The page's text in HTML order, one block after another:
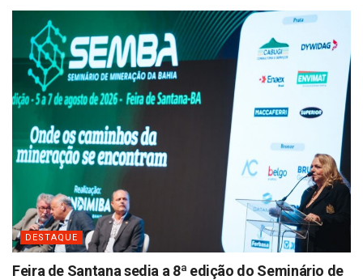
DESTAQUE
Feira de Santana sedia a 8ª edição do Seminário de